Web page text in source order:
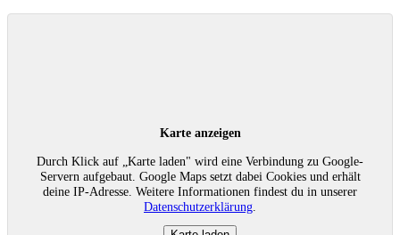
Karte anzeigen
Durch Klick auf „Karte laden" wird eine Verbindung zu Google-
Servern aufgebaut. Google Maps setzt dabei Cookies und erhält
deine IP-Adresse. Weitere Informationen findest du in unserer
Datenschutzerklärung